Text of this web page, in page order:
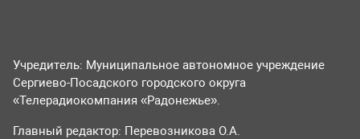
Учредитель: Муниципальное автономное учреждение
Сергиево-Посадского городского округа
«Телерадиокомпания «Радонежье».
Главный редактор: Перевозникова О.А.